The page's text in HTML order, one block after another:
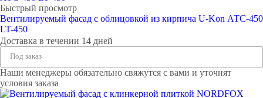
Быстрый просмотр
Вентилируемый фасад с облицовкой из кирпича U-Kon АТС-450
LT-450
Доставка в течении 14 дней
Под заказ
Наши менеджеры обязательно свяжутся с вами и уточнят
условия заказа